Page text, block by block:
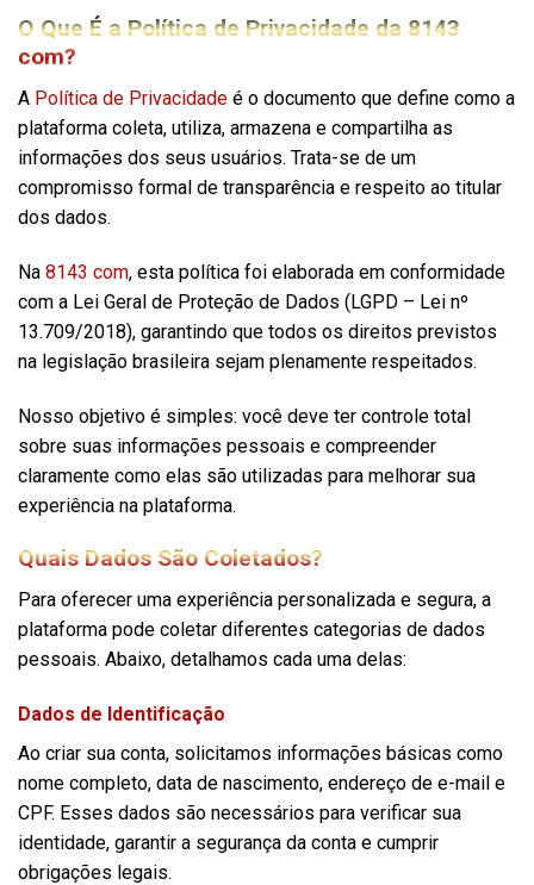
O Que É a Política de Privacidade da 8143
com?
A Política de Privacidade é o documento que define como a
plataforma coleta, utiliza, armazena e compartilha as
informações dos seus usuários. Trata-se de um
compromisso formal de transparência e respeito ao titular
dos dados.
Na 8143 com, esta política foi elaborada em conformidade
com a Lei Geral de Proteção de Dados (LGPD – Lei nº
13.709/2018), garantindo que todos os direitos previstos
na legislação brasileira sejam plenamente respeitados.
Nosso objetivo é simples: você deve ter controle total
sobre suas informações pessoais e compreender
claramente como elas são utilizadas para melhorar sua
experiência na plataforma.
Quais Dados São Coletados?
Para oferecer uma experiência personalizada e segura, a
plataforma pode coletar diferentes categorias de dados
pessoais. Abaixo, detalhamos cada uma delas:
Dados de Identificação
Ao criar sua conta, solicitamos informações básicas como
nome completo, data de nascimento, endereço de e-mail e
CPF. Esses dados são necessários para verificar sua
identidade, garantir a segurança da conta e cumprir
obrigações legais.